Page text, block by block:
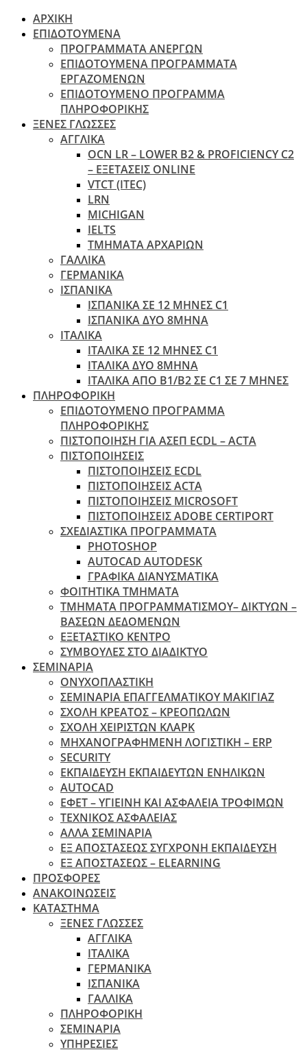
ΑΡΧΙΚΗ
ΕΠΙΔΟΤΟΥΜΕΝΑ
ΠΡΟΓΡΑΜΜΑΤΑ ΑΝΕΡΓΩΝ
ΕΠΙΔΟΤΟΥΜΕΝΑ ΠΡΟΓΡΑΜΜΑΤΑ
ΕΡΓΑΖΟΜΕΝΩΝ
ΕΠΙΔΟΤΟΥΜΕΝΟ ΠΡΟΓΡΑΜΜΑ
ΠΛΗΡΟΦΟΡΙΚΗΣ
ΞΕΝΕΣ ΓΛΩΣΣΕΣ
ΑΓΓΛΙΚΑ
OCN LR – LOWER B2 & PROFICIENCY C2
– ΕΞΕΤΆΣΕΙΣ ONLINE
VTCT (ITEC)
LRN
MICHIGAN
IELTS
ΤΜΗΜΑΤΑ ΑΡΧΑΡΙΩΝ
ΓΑΛΛΙΚΑ
ΓΕΡΜΑΝΙΚΑ
ΙΣΠΑΝΙΚΑ
ΙΣΠΑΝΙΚΑ ΣΕ 12 ΜΗΝΕΣ C1
ΙΣΠΑΝΙΚΑ ΔΥΟ 8ΜΗΝΑ
ΙΤΑΛΙΚΑ
ΙΤΑΛΙΚΑ ΣΕ 12 ΜΗΝΕΣ C1
ΙΤΑΛΙΚΑ ΔΥΟ 8ΜΗΝΑ
ΙΤΑΛΙΚΑ ΑΠΌ B1/B2 ΣΕ C1 ΣΕ 7 ΜΉΝΕΣ
ΠΛΗΡΟΦΟΡΙΚΗ
ΕΠΙΔΟΤΟΥΜΕΝΟ ΠΡΟΓΡΑΜΜΑ
ΠΛΗΡΟΦΟΡΙΚΗΣ
ΠIΣΤΟΠΟΙΗΣΗ ΓΙΑ ΑΣΕΠ ECDL – ACTA
ΠΙΣΤΟΠΟΙΗΣΕΙΣ
ΠΙΣΤΟΠΟΙΗΣΕΙΣ ECDL
ΠΙΣΤΟΠΟΙΗΣΕΙΣ ACTA
ΠΙΣΤΟΠΟΙΗΣΕΙΣ MICROSOFT
ΠΙΣΤΟΠΟΙΗΣΕΙΣ ADOBE CERTIPORT
ΣΧΕΔΙΑΣΤΙΚΑ ΠΡΟΓΡΑΜΜΑΤΑ
PHOTOSHOP
AUTOCAD AUTODESK
ΓΡΑΦΙΚΑ ΔΙΑΝΥΣΜΑΤΙΚΑ
ΦΟΙΤΗΤΙΚΑ ΤΜΗΜΑΤΑ
ΤΜΗΜΑΤΑ ΠΡΟΓΡΑΜΜΑΤΙΣΜΟΥ– ΔΙΚΤΥΩΝ –
ΒΑΣΕΩΝ ΔΕΔΟΜΕΝΩΝ
ΕΞΕΤΑΣΤΙΚΟ ΚΕΝΤΡΟ
ΣΥΜΒΟΥΛΕΣ ΣΤΟ ΔΙΑΔΙΚΤΥΟ
ΣΕΜΙΝΑΡΙΑ
ΟΝΥΧΟΠΛΑΣΤΙΚΗ
ΣΕΜΙΝΑΡΙΑ ΕΠΑΓΓΕΛΜΑΤΙΚΟΥ ΜΑΚΙΓΙΑΖ
ΣΧΟΛΗ ΚΡΕΑΤΟΣ – ΚΡΕΟΠΩΛΩΝ
ΣΧΟΛΗ ΧΕΙΡΙΣΤΩΝ ΚΛΑΡΚ
ΜΗΧΑΝΟΓΡΑΦΗΜΕΝΗ ΛΟΓΙΣΤΙΚΗ – ERP
SECURITY
ΕΚΠΑΙΔΕΥΣΗ ΕΚΠΑΙΔΕΥΤΩΝ ΕΝΗΛΙΚΩΝ
ΑUTOCAD
ΕΦΕΤ – ΥΓΙΕΙΝΗ ΚΑΙ ΑΣΦΑΛΕΙΑ ΤΡΟΦΙΜΩΝ
ΤΕΧΝΙΚΟΣ ΑΣΦΑΛΕΙΑΣ
ΆΛΛΑ ΣΕΜΙΝΑΡΙΑ
EΞ ΑΠΟΣΤΑΣΕΩΣ ΣΥΓΧΡΟΝΗ ΕΚΠΑΙΔΕΥΣΗ
ΕΞ ΑΠΟΣΤΑΣΕΩΣ – ELEARNING
ΠΡΟΣΦΟΡΕΣ
ΑΝΑΚΟΙΝΩΣΕΙΣ
ΚΑΤΑΣΤΗΜΑ
ΞΕΝΕΣ ΓΛΩΣΣΕΣ
ΑΓΓΛΙΚΑ
ΙΤΑΛΙΚΑ
ΓΕΡΜΑΝΙΚΑ
ΙΣΠΑΝΙΚΑ
ΓΑΛΛΙΚΑ
ΠΛΗΡΟΦΟΡΙΚΗ
ΣΕΜΙΝΑΡΙΑ
ΥΠΗΡΕΣΙΕΣ